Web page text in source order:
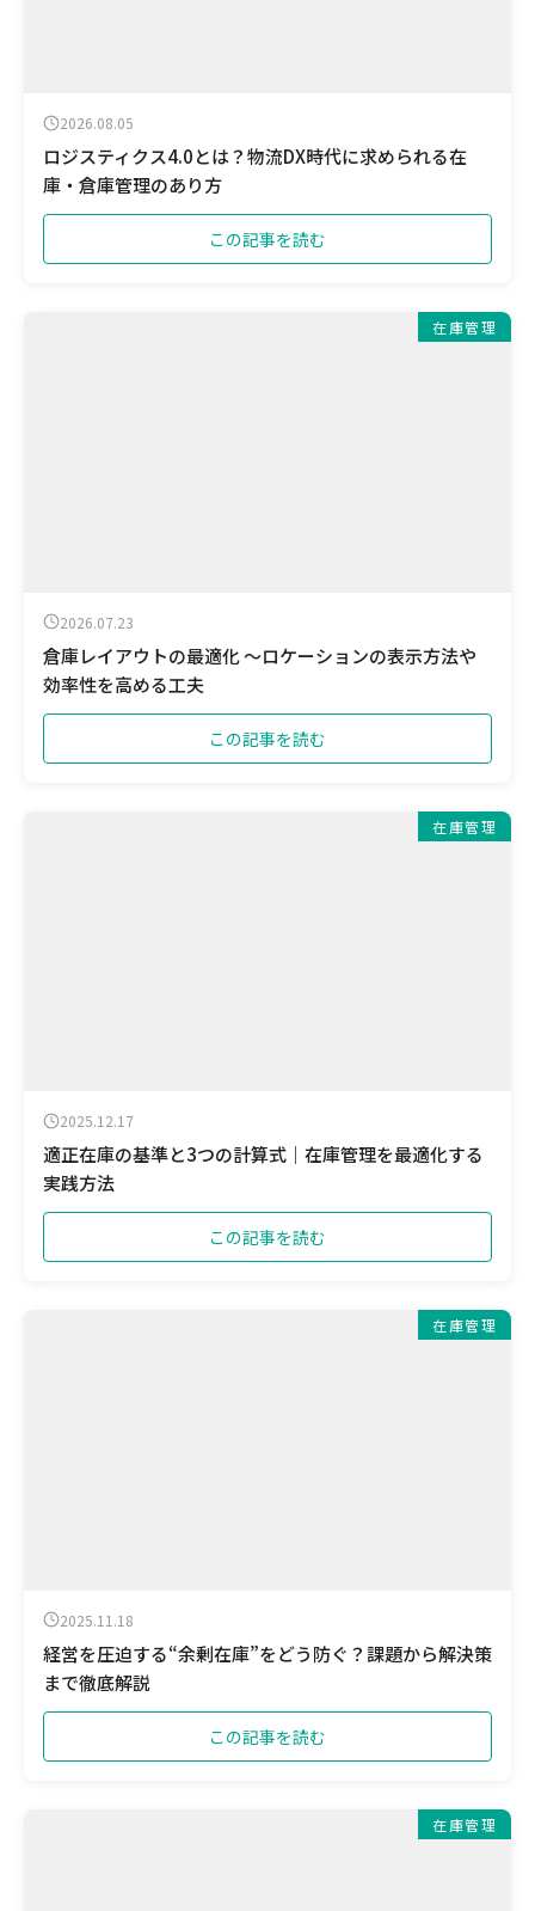
2026.08.05
ロジスティクス4.0とは？物流DX時代に求められる在
庫・倉庫管理のあり方
この記事を読む
在庫管理
2026.07.23
倉庫レイアウトの最適化 ～ロケーションの表示方法や
効率性を高める工夫
この記事を読む
在庫管理
2025.12.17
適正在庫の基準と3つの計算式｜在庫管理を最適化する
実践方法
この記事を読む
在庫管理
2025.11.18
経営を圧迫する“余剰在庫”をどう防ぐ？課題から解決策
まで徹底解説
この記事を読む
在庫管理